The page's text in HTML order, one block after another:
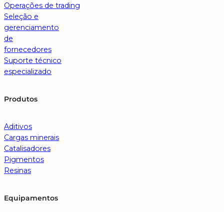
Operações de trading
Seleção e
gerenciamento
de
fornecedores
Suporte técnico
especializado
Produtos
Aditivos
Cargas minerais
Catalisadores
Pigmentos
Resinas
Equipamentos